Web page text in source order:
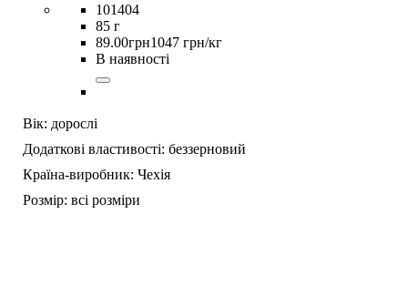
101404
85 г
89.00грн1047 грн/кг
В наявності
Вік: дорослі
Додаткові властивості: беззерновий
Країна-виробник: Чехія
Розмір: всі розміри